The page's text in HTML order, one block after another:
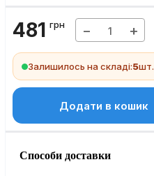
481 грн − +
Залишилось на складі:5шт.
Додати в кошик
Способи доставки